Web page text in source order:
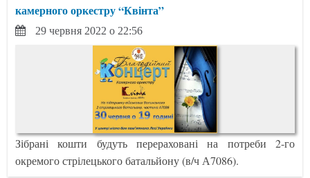
камерного оркестру “Квінта”
29 червня 2022 о 22:56
Зібрані кошти будуть перераховані на потреби 2-го
окремого стрілецького батальйону (в/ч А7086).